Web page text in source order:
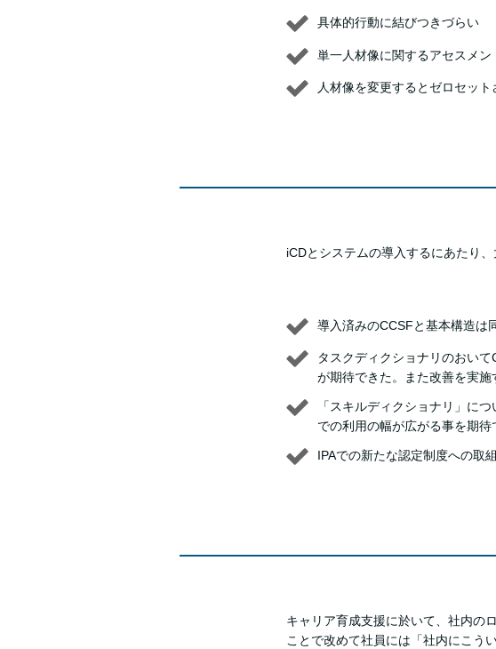
具体的行動に結びつきづらい
単一人材像に関するアセスメン
人材像を変更するとゼロセット
iCDとシステムの導入するにあたり
導入済みのCCSFと基本構造は
タスクディクショナリのおい
が期待できた。また改善を実
「スキルディクショナリ」に
での利用の幅が広がる事を期待
IPAでの新たな認定制度への取
キャリア育成支援に於いて、社内の
ことで改めて社員には「社内にこう